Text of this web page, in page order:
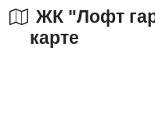
ЖК "Лофт
карте